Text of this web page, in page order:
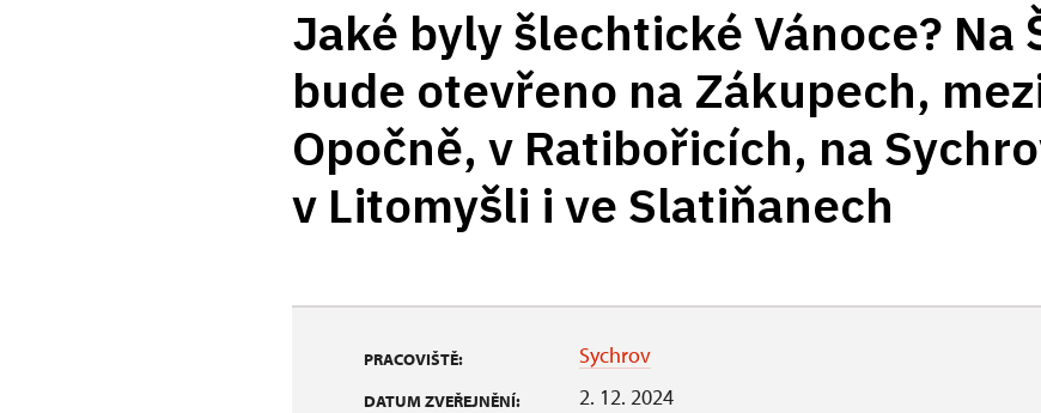
Jaké byly šlechtické Vánoce? Na
bude otevřeno na Zákupech,
Opočně, v Ratibořicích, na
v Litomyšli i ve Slatiňanech
PRACOVIŠTĚ: Sychrov
DATUM ZVEŘEJNĚNÍ: 2. 12. 2024